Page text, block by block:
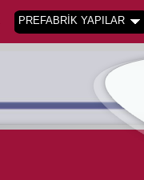
PREFABRİK YAPILAR